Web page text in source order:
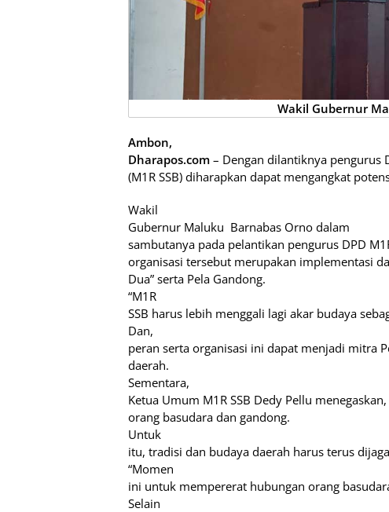
Wakil Gubernur
Ambon,
Dharapos.com – Dengan dilantiknya pengurus
(M1R SSB) diharapkan dapat mengangkat
Wakil
Gubernur Maluku Barnabas Orno dalam
sambutanya pada pelantikan pengurus DPD
organisasi tersebut merupakan implementasi
Dua” serta Pela Gandong.
“M1R
SSB harus lebih menggali lagi akar budaya
Dan,
peran serta organisasi ini dapat menjadi mitra
daerah.
Sementara,
Ketua Umum M1R SSB Dedy Pellu
orang basudara dan gandong.
Untuk
itu, tradisi dan budaya daerah harus terus
“Momen
ini untuk mempererat hubungan orang
Selain